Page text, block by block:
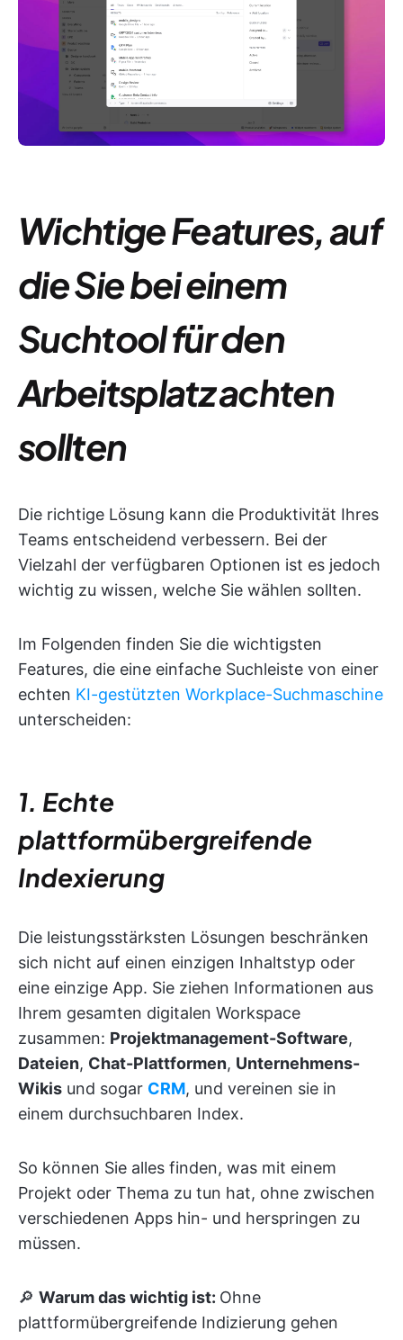
Wichtige Features, auf
die Sie bei einem
Suchtool für den
Arbeitsplatz achten
sollten
Die richtige Lösung kann die Produktivität Ihres
Teams entscheidend verbessern. Bei der
Vielzahl der verfügbaren Optionen ist es jedoch
wichtig zu wissen, welche Sie wählen sollten.
Im Folgenden finden Sie die wichtigsten
Features, die eine einfache Suchleiste von einer
echten KI-gestützten Workplace-Suchmaschine
unterscheiden:
1. Echte
plattformübergreifende
Indexierung
Die leistungsstärksten Lösungen beschränken
sich nicht auf einen einzigen Inhaltstyp oder
eine einzige App. Sie ziehen Informationen aus
Ihrem gesamten digitalen Workspace
zusammen: Projektmanagement-Software,
Dateien, Chat-Plattformen, Unternehmens-
Wikis und sogar CRM, und vereinen sie in
einem durchsuchbaren Index.
So können Sie alles finden, was mit einem
Projekt oder Thema zu tun hat, ohne zwischen
verschiedenen Apps hin- und herspringen zu
müssen.
🔎 Warum das wichtig ist: Ohne
plattformübergreifende Indizierung gehen